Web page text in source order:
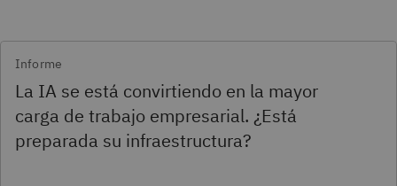
Informe
La IA se está convirtiendo en la mayor
carga de trabajo empresarial. ¿Está
preparada su infraestructura?